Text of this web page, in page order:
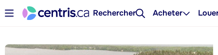
Rechercher Acheter